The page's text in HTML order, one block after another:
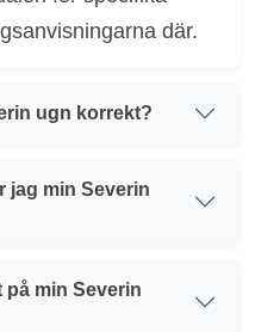
där.
ugn korrekt?
jag min Severin
på min Severin